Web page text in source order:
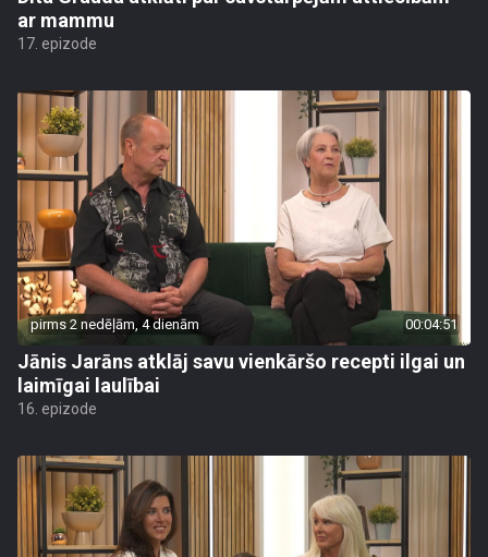
ar mammu
17. epizode
pirms 2 nedēļām, 4 dienām 00:04:51
Jānis Jarāns atklāj savu vienkāršo recepti ilgai un
laimīgai laulībai
16. epizode